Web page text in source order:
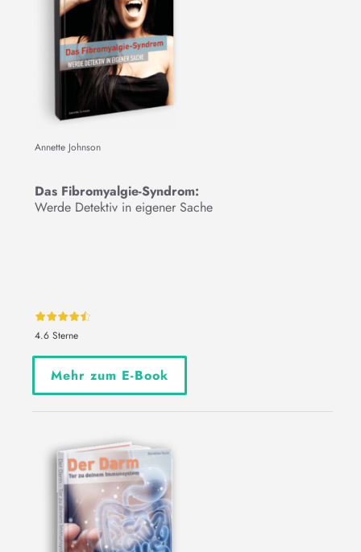
Annette Johnson
Das Fibromyalgie-Syndrom:
Werde Detektiv in eigener Sache
4.6 Sterne
Mehr zum E-Book